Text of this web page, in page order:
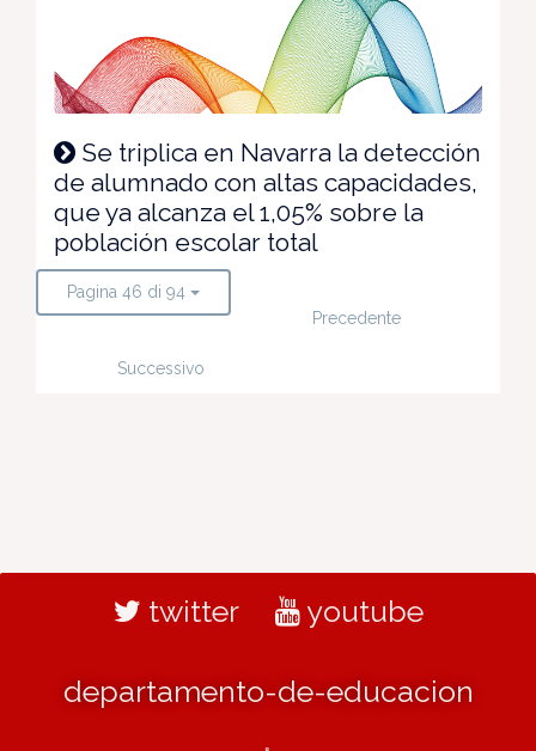
Se triplica en Navarra la detección
de alumnado con altas capacidades,
que ya alcanza el 1,05% sobre la
población escolar total
Pagina 46 di 94
Precedente
Successivo
twitter youtube
departamento-de-educacion